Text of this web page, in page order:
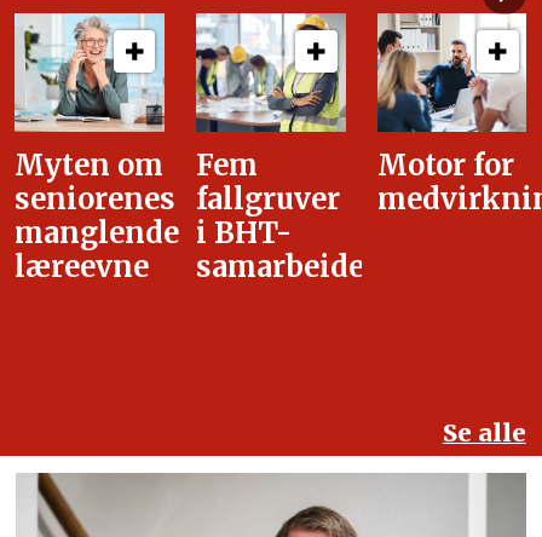
Fem
fallgruver
i BHT-
samarbeidet
Motor for
medvirkning
i
Se alle